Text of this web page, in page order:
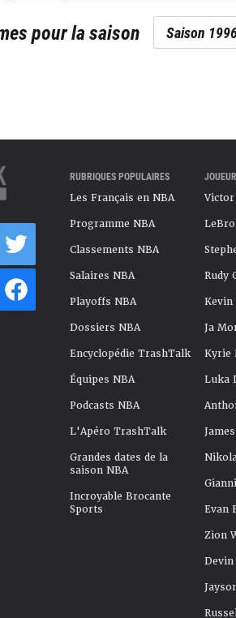
pour la saison Saison
RUBRIQUES POPULAIRES
Les Français en NBA
Programme NBA
Classements NBA
Salaires NBA
Playoffs NBA
Dossiers NBA
Encyclopédie TrashTalk
Équipes NBA
Podcasts NBA
L'Apéro TrashTalk
Grandes dates de la
saison NBA
Incroyable Brocante
Sports
Victor
Rudy
Ja
Kyrie
Luka
Evan
Zion